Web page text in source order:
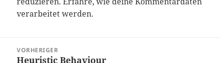
verarbeitet werden.
VORHERIGER
Vorheriger
Heuristic Behaviour